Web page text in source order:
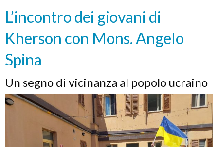
L’incontro dei giovani di
Kherson con Mons. Angelo
Spina
Un segno di vicinanza al popolo ucraino